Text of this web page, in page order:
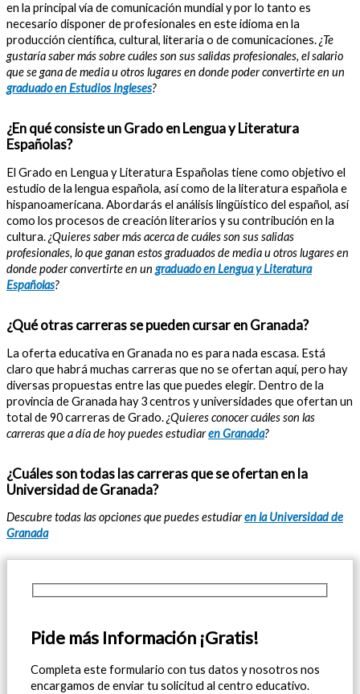
en la principal vía de comunicación mundial y por lo tanto es
necesario disponer de profesionales en este idioma en la
producción científica, cultural, literaria o de comunicaciones.¿Te
gustaría saber más sobre cuáles son sus salidas profesionales, el salario
que se gana de media u otros lugares en donde poder convertirte en un
graduado en Estudios Ingleses?
¿En qué consiste un Grado en Lengua y Literatura
Españolas?
El Grado en Lengua y Literatura Españolas tiene como objetivo el
estudio de la lengua española, así como de la literatura española e
hispanoamericana. Abordarás el análisis lingüístico del español, así
como los procesos de creación literarios y su contribución en la
cultura.¿Quieres saber más acerca de cuáles son sus salidas
profesionales, lo que ganan estos graduados de media u otros lugares en
donde poder convertirte en un graduado en Lengua y Literatura
Españolas?
¿Qué otras carreras se pueden cursar en Granada?
La oferta educativa en Granada no es para nada escasa. Está
claro que habrá muchas carreras que no se ofertan aquí, pero hay
diversas propuestas entre las que puedes elegir. Dentro de la
provincia de Granada hay 3 centros y universidades que ofertan un
total de 90 carreras de Grado.¿Quieres conocer cuáles son las
carreras que a día de hoy puedes estudiaren Granada?
¿Cuáles son todas las carreras que se ofertan en la
Universidad de Granada?
Descubre todas las opciones que puedes estudiaren la Universidad de
Granada
Pide más Información ¡Gratis!
Completa este formulario con tus datos y nosotros nos
encargamos de enviar tu solicitud al centro educativo.